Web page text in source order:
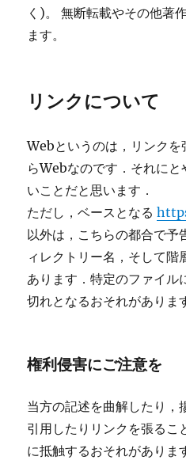
く)。 無断転載やその他著
ます。
リンクについて
Webというのは，リンク
らWebなのです．それに
いことだと思います．
ただし，ベースとなる
以外は，こちらの都合で予
ィレクトリー名，そして階
あります．特定のファイル
切れとなるおそれがありま
権利侵害にご注意を
当方の記述を曲解したり，
引用したりリンクを張るこ
に抵触するおそれがありま